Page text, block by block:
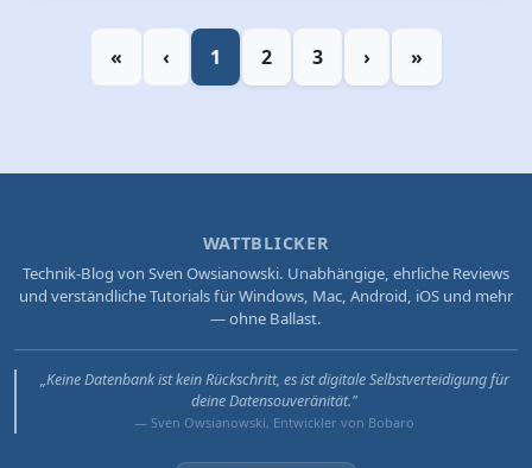
« ‹ 1 2 3 › »
WATTBLICKER
Technik-Blog von Sven Owsianowski. Unabhängige, ehrliche Reviews
und verständliche Tutorials für Windows, Mac, Android, iOS und mehr
— ohne Ballast.
„Keine Datenbank ist kein Rückschritt, es ist digitale Selbstverteidigung für
deine Datensouveränität."
— Sven Owsianowski, Entwickler von Bobaro